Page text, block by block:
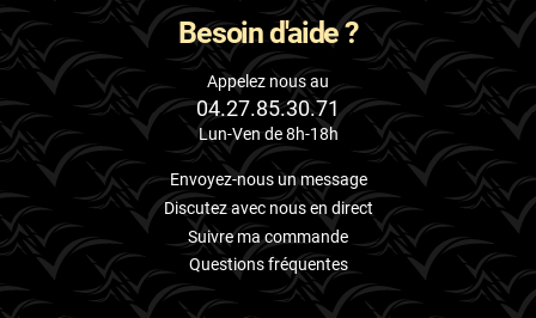
Rover
Saab
Santana
Saturn
Scania
Scion
Seat
Besoin d'aide ?
Appelez nous au
04.27.85.30.71
Lun-Ven de 8h-18h
Envoyez-nous un message
Discutez avec nous en direct
Suivre ma commande
Questions fréquentes